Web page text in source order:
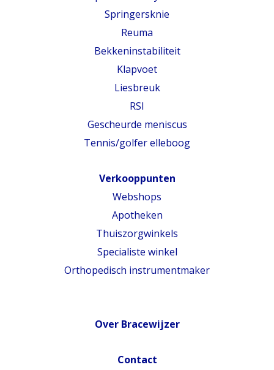
Springersknie
Reuma
Bekkeninstabiliteit
Klapvoet
Liesbreuk
RSI
Gescheurde meniscus
Tennis/golfer elleboog
Verkooppunten
Webshops
Apotheken
Thuiszorgwinkels
Specialiste winkel
Orthopedisch instrumentmaker
Over Bracewijzer
Contact